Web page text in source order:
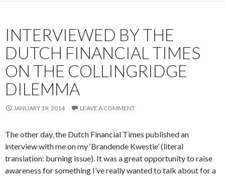
INTERVIEWED BY THE
DUTCH FINANCIAL TIMES
ON THE COLLINGRIDGE
DILEMMA
JANUARY 19, 2014 LEAVE A COMMENT
The other day, the Dutch Financial Times published an
interview with me on my ‘Brandende Kwestie’ (literal
translation: burning issue). It was a great opportunity to raise
awareness for something I’ve really wanted to talk about for a